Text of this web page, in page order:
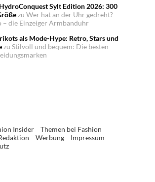
Sylt Edition 2026: 300
zu Wer hat an der Uhr gedreht?
– die Einzeiger Armbanduhr
als Mode-Hype: Retro, Stars und
zu Stilvoll und bequem: Die besten
Insider
Themen bei Fashion
Werbung
Impressum